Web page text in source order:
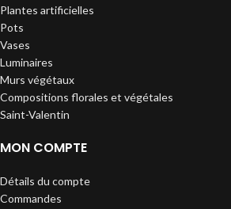
Plantes artificielles
Pots
Vases
Luminaires
Murs végétaux
Compositions florales et végétales
Saint-Valentin
MON COMPTE
Détails du compte
Commandes